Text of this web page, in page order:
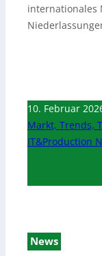
internationales
10. Februar
Markt, Trends,
IT&Production
News